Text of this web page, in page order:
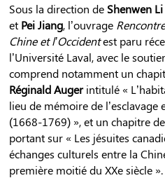
Sous la direction de Shenwen Li
et Pei Jiang, l’ouvrage
Chine et l’Occidentest paru
l’Université Laval, avec le
comprend notamment un
Réginald Augerintitulé «
lieu de mémoire de l’esclavage
(1668-1769) », et un chapitre
portant sur « Les jésuites
échanges culturels entre la
première moitié du XXe siècle